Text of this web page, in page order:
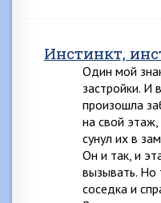
Инстинкт,
Один мой
застройки. И
произошла
на свой
сунул их в
Он и так, и
вызывать. Но
соседка и